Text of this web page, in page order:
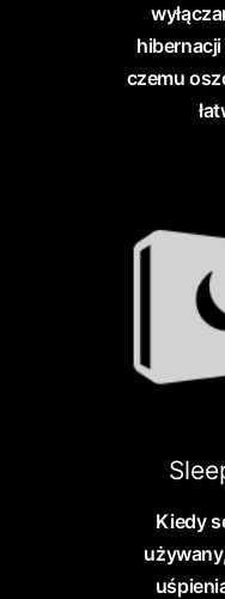
czemu
Kiedy